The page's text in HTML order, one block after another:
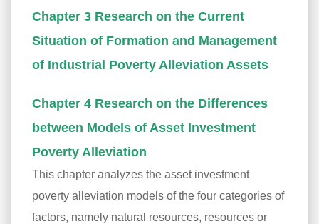
Chapter 3 Research on the Current
Situation of Formation and Management
of Industrial Poverty Alleviation Assets
Chapter 4 Research on the Differences
between Models of Asset Investment
Poverty Alleviation
This chapter analyzes the asset investment
poverty alleviation models of the four categories of
factors, namely natural resources, resources or